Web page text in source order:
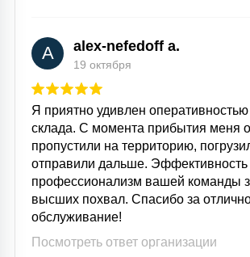
A alex-nefedoff a.
19 октября
Я приятно удивлен
склада. С момента прибытия меня
пропустили на территорию,
отправили дальше. Эффективность
профессионализм вашей команды
высших похвал. Спасибо за
обслуживание!
Посмотреть ответ организации